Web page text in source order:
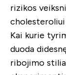
rizikos
cholesteroliui
Kai kurie
duoda
ribojimo